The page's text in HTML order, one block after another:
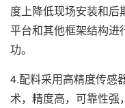
度上降低现场安装和后
平台和其他框架结构进
功。
4.配料采用高精度传感
术，精度高，可靠性强